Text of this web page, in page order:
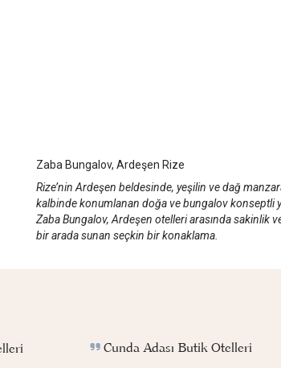
Zaba Bungalov, Ardeşen Rize
Rize’nin Ardeşen beldesinde, yeşilin ve dağ
kalbinde konumlanan doğa ve bungalov konseptli
Zaba Bungalov, Ardeşen otelleri arasında sakinlik
bir arada sunan seçkin bir konaklama.
Cunda Adası Butik Otelleri